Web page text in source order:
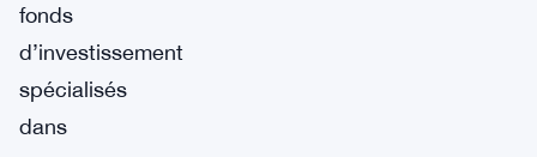
fonds
d’investissement
spécialisés
dans